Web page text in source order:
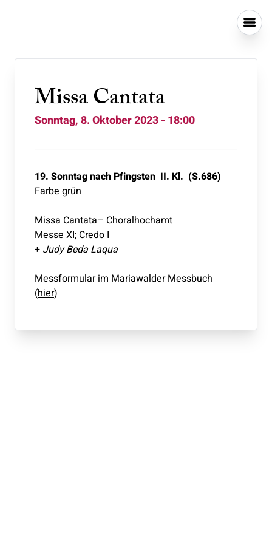
Missa Cantata
Sonntag, 8. Oktober 2023 - 18:00
19. Sonntag nach Pfingsten II. Kl. (S.686)
Farbe grün
Missa Cantata– Choralhochamt
Messe XI; Credo I
+ Judy Beda Laqua
Messformular im Mariawalder Messbuch
(hier)